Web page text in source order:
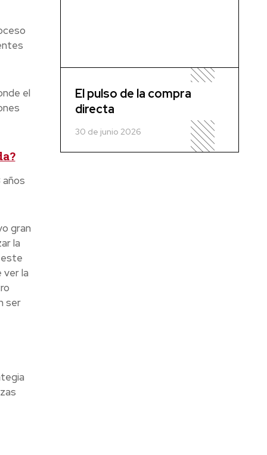
el
gran
la
este
ver la
ser
El pulso de la compra
directa
30 de junio 2026